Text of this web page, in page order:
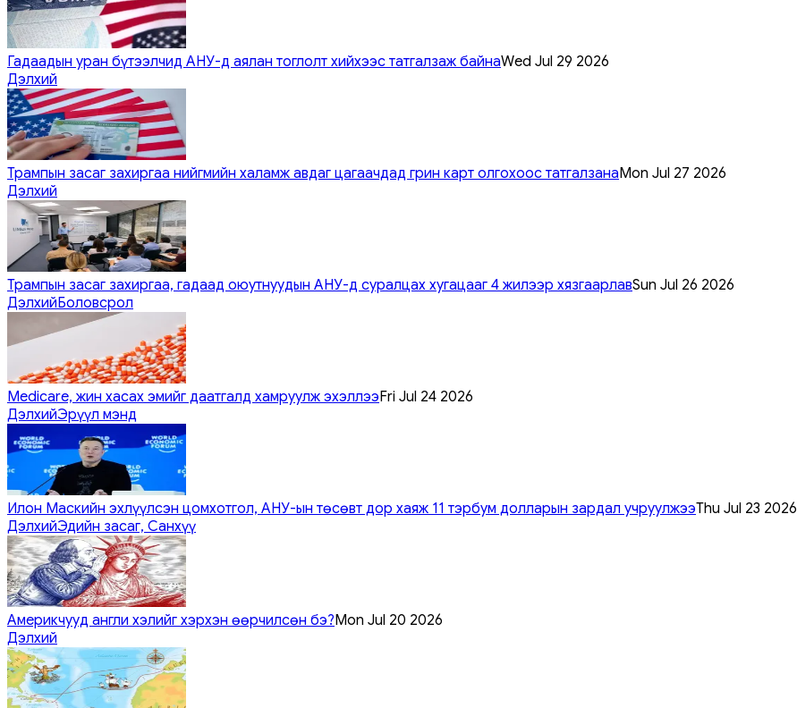
Гадаадын уран бүтээлчид АНУ-д аялан тоглолт хийхээс татгалзаж байнаWed Jul 29 2026
Дэлхий
Трампын засаг захиргаа нийгмийн халамж авдаг цагаачдад грин карт олгохоос татгалзанаMon Jul 27 2026
Дэлхий
Трампын засаг захиргаа, гадаад оюутнуудын АНУ-д суралцах хугацааг 4 жилээр хязгаарлавSun Jul 26 2026
ДэлхийБоловсрол
Medicare, жин хасах эмийг даатгалд хамруулж эхэллээFri Jul 24 2026
ДэлхийЭрүүл мэнд
Илон Маскийн эхлүүлсэн цомхотгол, АНУ-ын төсөвт дор хаяж 11 тэрбум долларын зардал учруулжээThu Jul 23 2026
ДэлхийЭдийн засаг, Санхүү
Америкчууд англи хэлийг хэрхэн өөрчилсөн бэ?Mon Jul 20 2026
Дэлхий